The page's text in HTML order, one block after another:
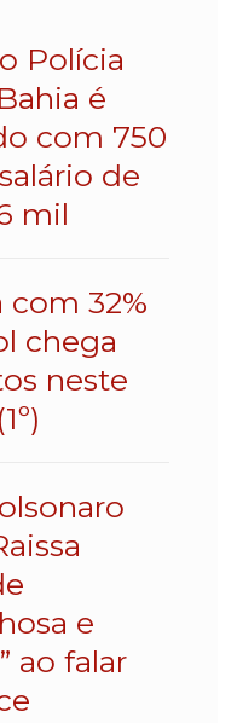
Polícia
é
com 750
de
mil
com 32%
chega
neste
e
ao falar